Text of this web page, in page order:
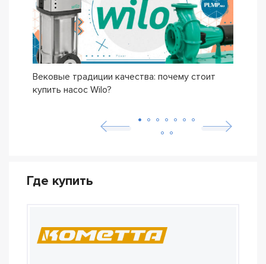
Вековые традиции качества: почему стоит
купить насос Wilo?
Где купить